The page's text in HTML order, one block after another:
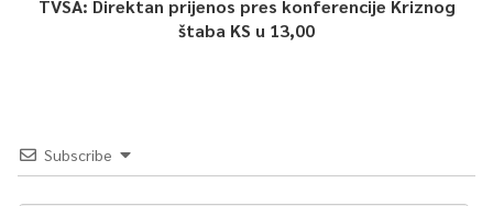
TVSA: Direktan prijenos pres konferencije Kriznog
štaba KS u 13,00
Subscribe